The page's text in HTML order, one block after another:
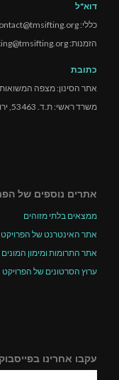
דוא"ל
כללי: contact@tmsifting.org
הזמנות: booking@tmsifting.org
כתובת
אתר הסינון: מצפה
משרד ראשי: ת.ד. 53463, ירושלים 9153303
אתרים נוספים של
ממצאים בלתי מזוהים
אתר האינטרנט של הפרויקט
אתר התרומות ומימון
ערוץ הסרטונים של הפרויקט
עקבו אחרינו בפייסבוק